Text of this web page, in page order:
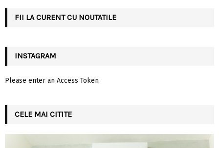
FII LA CURENT CU NOUTATILE
INSTAGRAM
Please enter an Access Token
CELE MAI CITITE